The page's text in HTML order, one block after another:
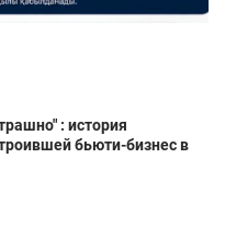
: история
бьюти-бизнес в